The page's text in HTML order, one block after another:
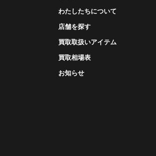
わたしたちについて
店舗を探す
買取取扱いアイテム
買取相場表
お知らせ